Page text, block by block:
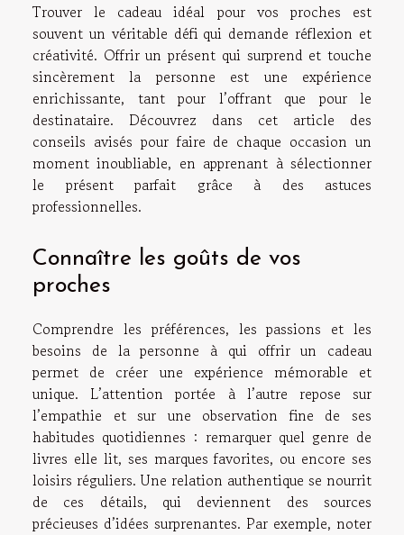
Trouver le cadeau idéal pour vos proches est
souvent un véritable défi qui demande réflexion et
créativité. Offrir un présent qui surprend et touche
sincèrement la personne est une expérience
enrichissante, tant pour l’offrant que pour le
destinataire. Découvrez dans cet article des
conseils avisés pour faire de chaque occasion un
moment inoubliable, en apprenant à sélectionner
le présent parfait grâce à des astuces
professionnelles.
Connaître les goûts de vos
proches
Comprendre les préférences, les passions et les
besoins de la personne à qui offrir un cadeau
permet de créer une expérience mémorable et
unique. L’attention portée à l’autre repose sur
l’empathie et sur une observation fine de ses
habitudes quotidiennes : remarquer quel genre de
livres elle lit, ses marques favorites, ou encore ses
loisirs réguliers. Une relation authentique se nourrit
de ces détails, qui deviennent des sources
précieuses d’idées surprenantes. Par exemple, noter